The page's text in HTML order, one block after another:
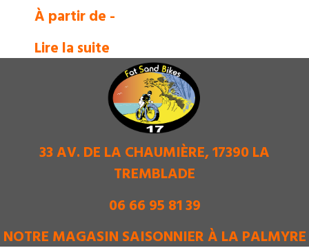
À partir de -
Lire la suite
33 AV. DE LA CHAUMIÈRE, 17390 LA
TREMBLADE
06 66 95 81 39
NOTRE MAGASIN SAISONNIER À LA PALMYRE